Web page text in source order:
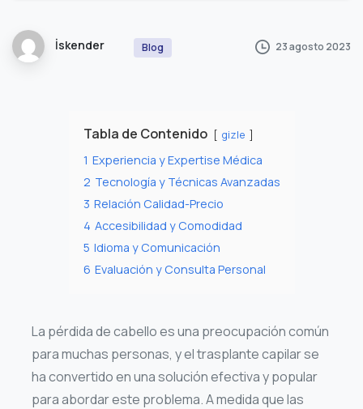
İskender Blog 23 agosto 2023
Tabla de Contenido gizle
1 Experiencia y Expertise Médica
2 Tecnología y Técnicas Avanzadas
3 Relación Calidad-Precio
4 Accesibilidad y Comodidad
5 Idioma y Comunicación
6 Evaluación y Consulta Personal
La pérdida de cabello es una preocupación común
para muchas personas, y el trasplante capilar se
ha convertido en una solución efectiva y popular
para abordar este problema. A medida que las